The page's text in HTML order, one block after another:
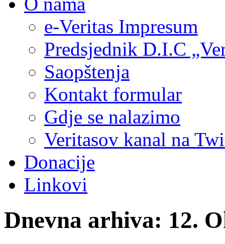
e-Veritas Impresum
Predsjednik D.I.C
Saopštenja
Kontakt formular
Gdje se nalazimo
Veritasov kanal na
Donacije
Linkovi
Dnevna arhiva: 12.